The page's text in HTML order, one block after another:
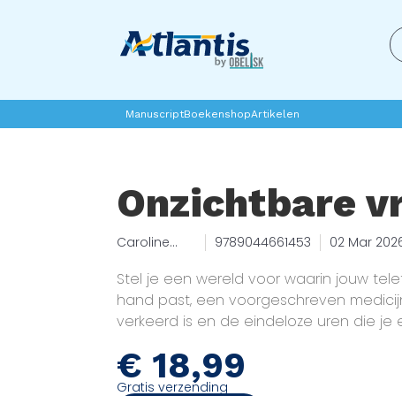
ManuscriptBoekenshopArtikelen
Onzichtbare
Caroline
Perez
9789044661453 02 Mar
Stel je een wereld voor waarin jouw
hand past, een voorgeschreven
verkeerd is en de eindeloze uren die je
bekend voor? Grote kans dat je een
Onzichtbare vrouwen toont hoe in een
€ 18,99
Gratis verzending